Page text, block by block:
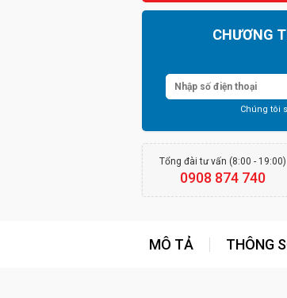
CHƯƠNG
Chúng tôi
Tổng đài tư vấn (8:00 - 19:00)
0908 874 740
MÔ TẢ THÔNG